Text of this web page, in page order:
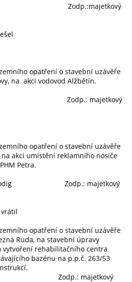
opatření o stavební uzávěře
na akci vodovod Alžbětín.
Zodp.: majetkový
opatření o stavební uzávěře
na akci umístění reklamního nosiče
Petra.
Rodig Zodp.: majetkový
vrátil
opatření o stavební uzávěře
Ruda, na stavební úpravy
rehabilitačního centra
bazénu na p.p.č. 263/53
majetkový